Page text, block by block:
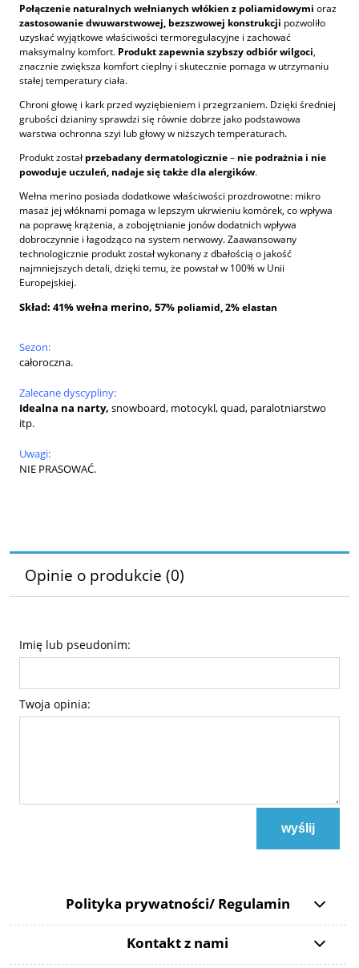
Połączenie naturalnych wełnianych włókien z poliamidowymi oraz
zastosowanie dwuwarstwowej, bezszwowej konstrukcji pozwoliło
uzyskać wyjątkowe właściwości termoregulacyjne i zachować
maksymalny komfort. Produkt zapewnia szybszy odbiór wilgoci,
znacznie zwiększa komfort cieplny i skutecznie pomaga w utrzymaniu
stałej temperatury ciała.
Chroni głowę i kark przed wyziębieniem i przegrzaniem. Dzięki średniej
grubości dzianiny sprawdzi się równie dobrze jako podstawowa
warstwa ochronna szyi lub głowy w niższych temperaturach.
Produkt został przebadany dermatologicznie– nie podrażnia i nie
powoduje uczuleń, nadaje się także dla alergików.
Wełna merino posiada dodatkowe właściwości prozdrowotne: mikro
masaż jej włóknami pomaga w lepszym ukrwieniu komórek, co wpływa
na poprawę krążenia, a zobojętnianie jonów dodatnich wpływa
dobroczynnie i łagodząco na system nerwowy. Zaawansowany
technologicznie produkt został wykonany z dbałością o jakość
najmniejszych detali, dzięki temu, że powstał w 100% w Unii
Europejskiej.
Skład: 41% wełna merino, 57% poliamid, 2% elastan
Sezon:
całoroczna.
Zalecane dyscypliny:
Idealna na narty, snowboard, motocykl, quad, paralotniarstwo
itp.
Uwagi:
NIE PRASOWAĆ.
Opinie o produkcie (0)
Imię lub pseudonim:
Twoja opinia:
wyślij
Polityka prywatności/ Regulamin
Kontakt z nami